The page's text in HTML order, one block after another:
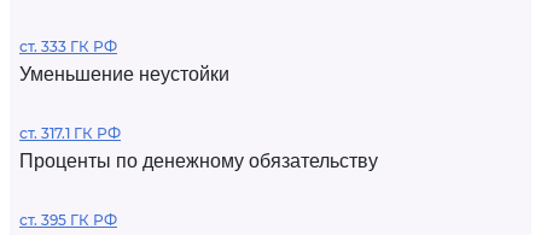
ст. 333 ГК РФ
Уменьшение неустойки
ст. 317.1 ГК РФ
Проценты по денежному обязательству
ст. 395 ГК РФ